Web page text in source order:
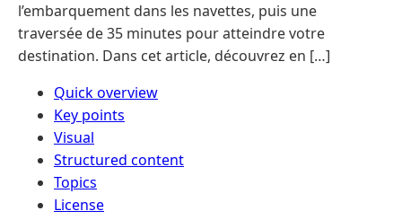
l’embarquement dans les navettes, puis une
traversée de 35 minutes pour atteindre votre
destination. Dans cet article, découvrez en […]
Quick overview
Key points
Visual
Structured content
Topics
License